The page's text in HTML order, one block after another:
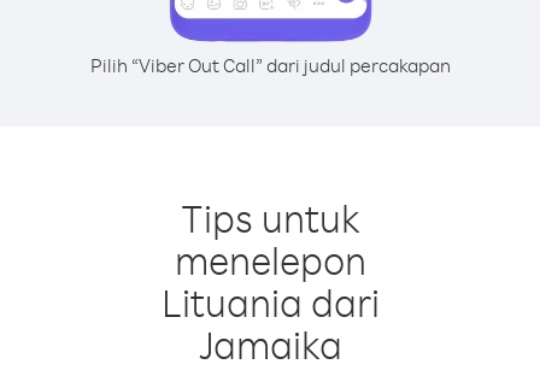
Pilih “Viber Out Call” dari judul percakapan
Tips untuk
menelepon
Lituania dari
Jamaika